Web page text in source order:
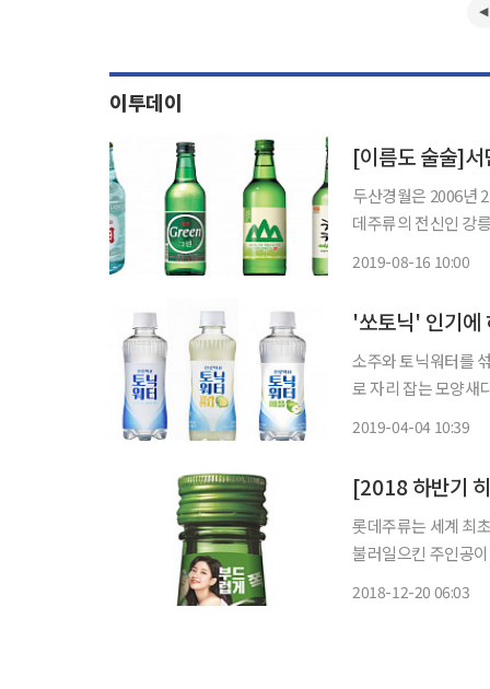
이투데이
[이름도 술술]서
두산경월은 2006년
데주류의 전신인 강
2019-08-16 10:00
'쏘토닉' 인기
소주와 토닉워터를
로 자리 잡는 모양새
2019-04-04 10:39
롯데주류는 세계 최
불러일으킨 주인공이다. 2006년 2월 출시된 ‘처음처럼’은 출시 17일 만에
2018-12-20 06:03